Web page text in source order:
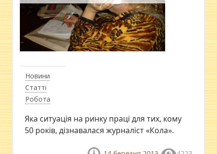
Новини
Статті
Робота
Яка ситуація на ринку праці для тих, кому
50 років, дізнавалася журналіст «Кола».